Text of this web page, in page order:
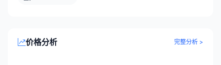
价格分析 完整分析 >